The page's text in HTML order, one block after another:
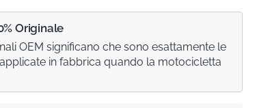
Originale
OEM significano che sono esattamente le
in fabbrica quando la motocicletta